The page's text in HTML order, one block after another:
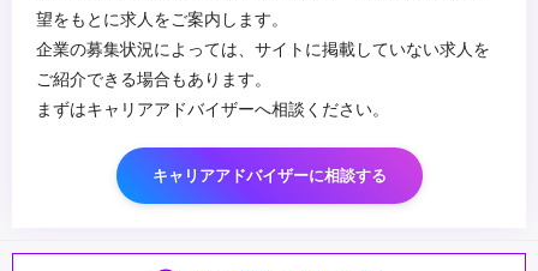
望をもとに求人をご案内します。
企業の募集状況によっては、サイトに掲載していない求人を
ご紹介できる場合もあります。
まずはキャリアアドバイザーへ相談ください。
キャリアアドバイザーに相談する